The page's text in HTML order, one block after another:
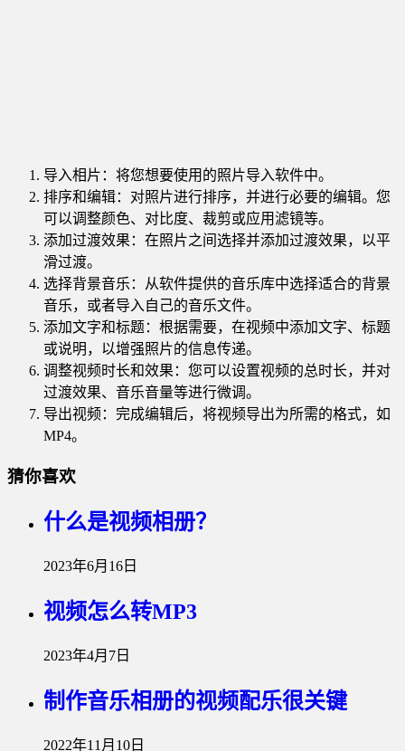
导入相片：将您想要使用的照片导入软件中。
排序和编辑：对照片进行排序，并进行必要的编辑。您
可以调整颜色、对比度、裁剪或应用滤镜等。
添加过渡效果：在照片之间选择并添加过渡效果，以平
滑过渡。
选择背景音乐：从软件提供的音乐库中选择适合的背景
音乐，或者导入自己的音乐文件。
添加文字和标题：根据需要，在视频中添加文字、标题
或说明，以增强照片的信息传递。
调整视频时长和效果：您可以设置视频的总时长，并对
过渡效果、音乐音量等进行微调。
导出视频：完成编辑后，将视频导出为所需的格式，如
MP4。
猜你喜欢
什么是视频相册？
2023年6月16日
视频怎么转MP3
2023年4月7日
制作音乐相册的视频配乐很关键
2022年11月10日